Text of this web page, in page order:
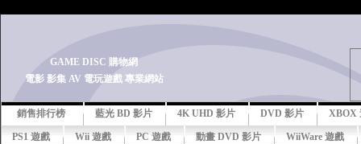
GAME DISC 購物網
電影 影集 AV 電玩遊戲 專業網站
銷售排行榜 藍光 BD 影片 4K UHD 影片 DVD 影片 XBOX
PS1 遊戲 Wii 遊戲 PC 遊戲 動畫 DVD 影片 WiiWare 遊戲